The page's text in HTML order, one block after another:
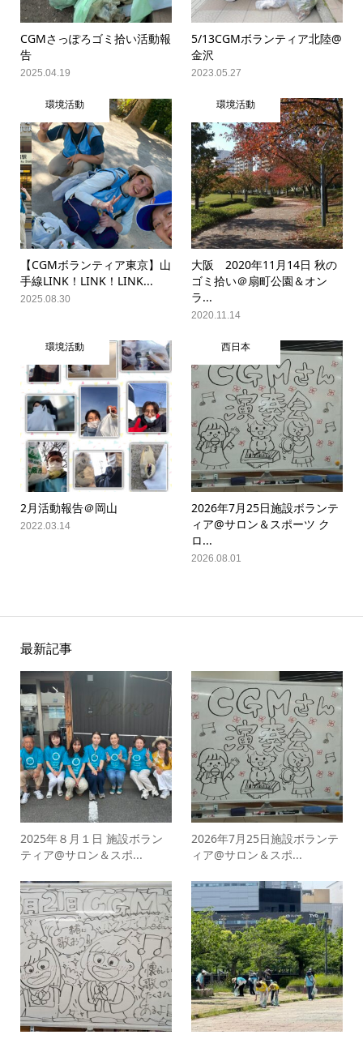
CGMさっぽろゴミ拾い活動報
告
2025.04.19
5/13CGMボランティア北陸@
金沢
2023.05.27
環境活動
【CGMボランティア東京】山
手線LINK！LINK！LINK...
2025.08.30
環境活動
大阪 2020年11月14日 秋の
ゴミ拾い＠扇町公園＆オン
ラ...
2020.11.14
環境活動
2月活動報告＠岡山
2022.03.14
西日本
2026年7月25日施設ボランテ
ィア@サロン＆スポーツ ク
ロ...
2026.08.01
最新記事
2025年８月１日 施設ボラン
ティア@サロン＆スポ...
2026年7月25日施設ボランテ
ィア@サロン＆スポ...